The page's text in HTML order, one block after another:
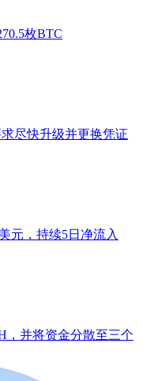
枚BTC
尽快升级并更换凭证
元，持续5日净流入
，并将资金分散至三个